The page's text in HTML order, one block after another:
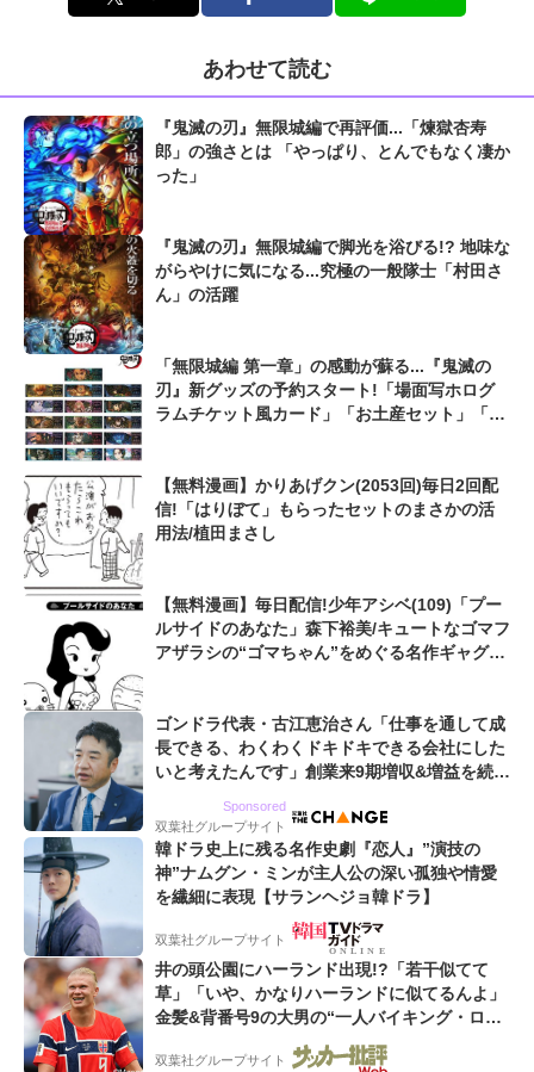
あわせて読む
『鬼滅の刃』無限城編で再評価...「煉獄杏寿
郎」の強さとは 「やっぱり、とんでもなく凄か
った」
『鬼滅の刃』無限城編で脚光を浴びる!? 地味な
がらやけに気になる...究極の一般隊士「村田さ
ん」の活躍
「無限城編 第一章」の感動が蘇る...『鬼滅の
刃』新グッズの予約スタート!「場面写ホログ
ラムチケット風カード」「お土産セット」「75
【無料漫画】かりあげクン(2053回)毎日2回配
信!「はりぼて」もらったセットのまさかの活
用法/植田まさし
【無料漫画】毎日配信!少年アシベ(109)「プー
ルサイドのあなた」森下裕美/キュートなゴマフ
アザラシの“ゴマちゃん”をめぐる名作ギャグ4
ゴンドラ代表・古江恵治さん「仕事を通して成
長できる、わくわくドキドキできる会社にした
いと考えたんです」創業来9期増収&増益を続け
Sponsored
双葉社グループサイト
韓ドラ史上に残る名作史劇『恋人』”演技の
神”ナムグン・ミンが主人公の深い孤独や情愛
を繊細に表現【サランヘジョ韓ドラ】
双葉社グループサイト
井の頭公園にハーランド出現!?「若干似てて
草」「いや、かなりハーランドに似てるんよ」
金髪&背番号9の大男の“一人バイキング・ロ
ー”映像が話題!「元気をもらった」
双葉社グループサイト